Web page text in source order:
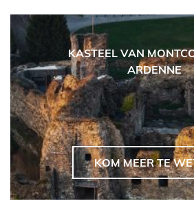
KASTEEL VAN
ARDENNE
KOM MEER TE